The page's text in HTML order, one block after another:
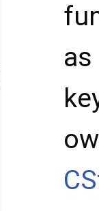
CONTENT,
CONTENT,